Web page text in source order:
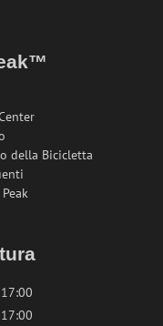
della Bicicletta